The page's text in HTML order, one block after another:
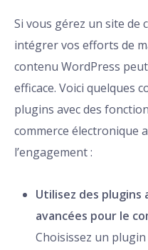
Si vous gérez un site de
intégrer vos efforts de
contenu WordPress
efficace. Voici quelques
plugins avec des
commerce électronique
l’engagement :
Utilisez des
avancées pour le
Choisissez un